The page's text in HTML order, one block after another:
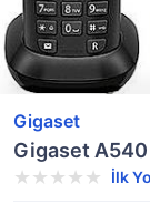
Gigaset
Gigaset
İlk